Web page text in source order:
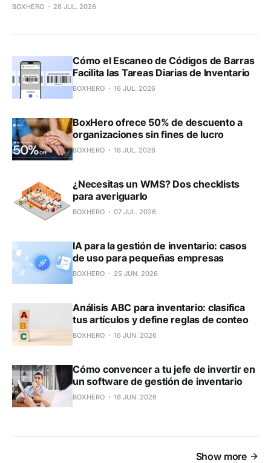
BOXHERO 28 JUL. 2026
Cómo el Escaneo de Códigos de Barras
Facilita las Tareas Diarias de Inventario
BOXHERO 16 JUL. 2026
BoxHero ofrece 50% de descuento a
organizaciones sin fines de lucro
BOXHERO 16 JUL. 2026
¿Necesitas un WMS? Dos checklists
para averiguarlo
BOXHERO 07 JUL. 2026
IA para la gestión de inventario: casos
de uso para pequeñas empresas
BOXHERO 25 JUN. 2026
Análisis ABC para inventario: clasifica
tus artículos y define reglas de conteo
BOXHERO 16 JUN. 2026
Cómo convencer a tu jefe de invertir en
un software de gestión de inventario
BOXHERO 16 JUN. 2026
Show more